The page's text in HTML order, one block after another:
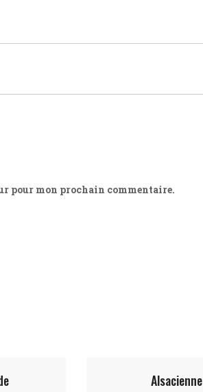
pour mon prochain commentaire.
Végétarienne